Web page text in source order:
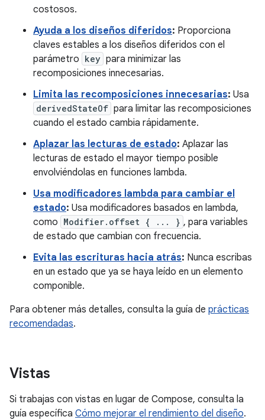
costosos.
Ayuda a los diseños diferidos: Proporciona
claves estables a los diseños diferidos con el
parámetro key para minimizar las
recomposiciones innecesarias.
Limita las recomposiciones innecesarias: Usa
derivedStateOf para limitar las recomposiciones
cuando el estado cambia rápidamente.
Aplazar las lecturas de estado: Aplazar las
lecturas de estado el mayor tiempo posible
envolviéndolas en funciones lambda.
Usa modificadores lambda para cambiar el
estado: Usa modificadores basados en lambda,
como Modifier.offset { ... } , para variables
de estado que cambian con frecuencia.
Evita las escrituras hacia atrás: Nunca escribas
en un estado que ya se haya leído en un elemento
componible.
Para obtener más detalles, consulta la guía de prácticas
recomendadas.
Vistas
Si trabajas con vistas en lugar de Compose, consulta la
guía específica Cómo mejorar el rendimiento del diseño.